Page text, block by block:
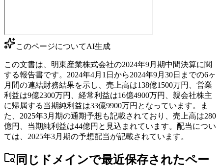
このページについてAI生成
この文書は、明東産業株式会社の2024年9月期中間決算に関
する報告書です。2024年4月1日から2024年9月30日までの6ヶ
月間の連結財務結果を示し、売上高は138億1500万円、営業
利益は9億2300万円、経常利益は16億4900万円、親会社株主
に帰属する当期純利益は33億9900万円となっています。ま
た、2025年3月期の通期予想も記載されており、売上高は280
億円、当期純利益は44億円と見込まれています。配当につい
ては、2025年3月期の予想配当が記載されています。
同じドメインで最近保存されたペー